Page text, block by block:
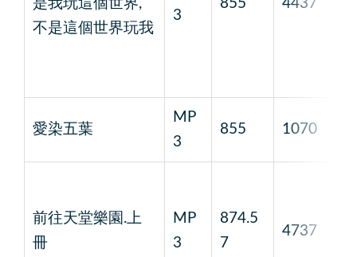
是我玩這個世界,
不是這個世界玩我
3
855 4437
愛染五葉
MP
3
855 1070
前往天堂樂園.上
冊
MP
3
874.5
7
4737